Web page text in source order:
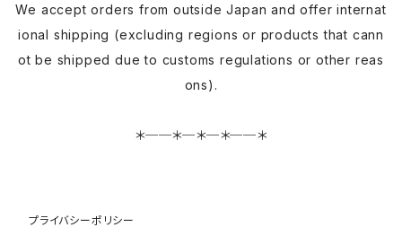
We accept orders from outside Japan and offer internat
ional shipping (excluding regions or products that cann
ot be shipped due to customs regulations or other reas
ons).
＊──＊─＊─＊──＊
プライバシーポリシー